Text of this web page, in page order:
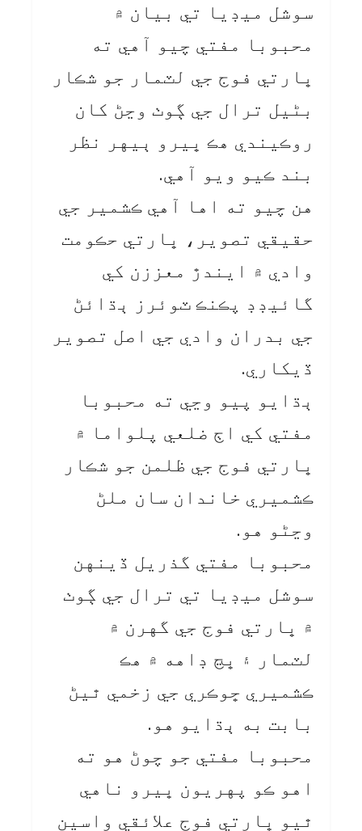
سوشل ميڊيا تي بيان ۾
محبوبا مفتي چيو آهي ته
ڀارتي فوج جي لٽمار جو شڪار
بڻيل ترال جي ڳوٺ وڃڻ کان
روڪيندي هڪ ڀيرو ٻيهر نظر
بند ڪيو ويو آهي.
هن چيو ته اها آهي ڪشمير جي
حقيقي تصوير، ڀارتي حڪومت
وادي ۾ ايندڙ معززن کي
گائيڊڊ پڪنڪ ٽوئرز ٻڌائڻ
جي بدران وادي جي اصل تصوير
ڏيکاري.
ٻڌايو پيو وڃي ته محبوبا
مفتي کي اڄ ضلعي پلواما ۾
ڀارتي فوج جي ظلمن جو شڪار
ڪشميري خاندان سان ملڻ
وڃڻو هو.
محبوبا مفتي گذريل ڏينهن
سوشل ميڊيا تي ترال جي ڳوٺ
۾ ڀارتي فوج جي گهرن ۾
لٽمار ۽ ڀڃ ڊاهه ۾ هڪ
ڪشميري ڇوڪري جي زخمي ٿيڻ
بابت به ٻڌايو هو.
محبوبا مفتي جو چوڻ هو ته
اهو ڪو پهريون ڀيرو ناهي
ٿيو ڀارتي فوج علائقي واسين